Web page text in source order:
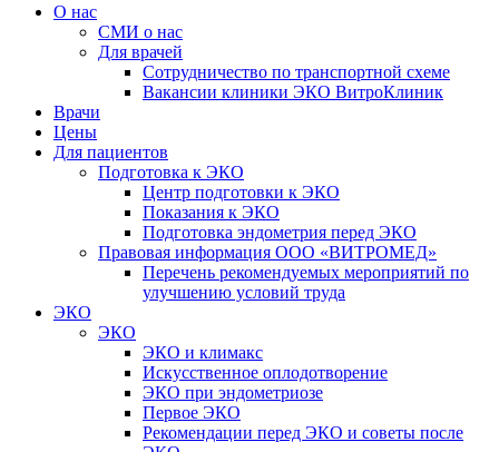
О нас
СМИ о нас
Для врачей
Сотрудничество по транспортной схеме
Вакансии клиники ЭКО ВитроКлиник
Врачи
Цены
Для пациентов
Подготовка к ЭКО
Центр подготовки к ЭКО
Показания к ЭКО
Подготовка эндометрия перед ЭКО
Правовая информация ООО «ВИТРОМЕД»
Перечень рекомендуемых мероприятий по
улучшению условий труда
ЭКО
ЭКО
ЭКО и климакс
Искусственное оплодотворение
ЭКО при эндометриозе
Первое ЭКО
Рекомендации перед ЭКО и советы после